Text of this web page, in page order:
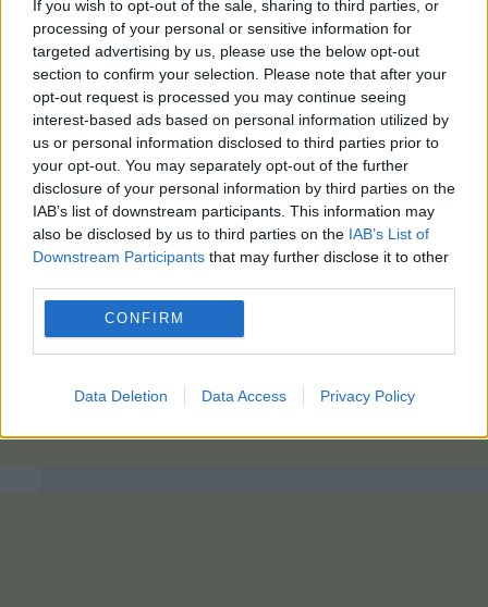
If you wish to opt-out of the sale, sharing to third parties, or
processing of your personal or sensitive information for
targeted advertising by us, please use the below opt-out
section to confirm your selection. Please note that after your
opt-out request is processed you may continue seeing
interest-based ads based on personal information utilized by
us or personal information disclosed to third parties prior to
your opt-out. You may separately opt-out of the further
disclosure of your personal information by third parties on the
IAB’s list of downstream participants. This information may
also be disclosed by us to third parties on the IAB’s List of
Downstream Participants that may further disclose it to other
CONFIRM
Data Deletion Data Access Privacy Policy